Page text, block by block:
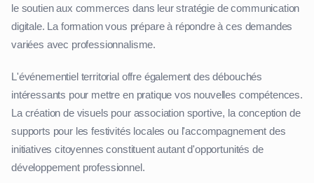
le soutien aux commerces dans leur stratégie de communication
digitale. La formation vous prépare à répondre à ces demandes
variées avec professionnalisme.
L'événementiel territorial offre également des débouchés
intéressants pour mettre en pratique vos nouvelles compétences.
La création de visuels pour association sportive, la conception de
supports pour les festivités locales ou l'accompagnement des
initiatives citoyennes constituent autant d'opportunités de
développement professionnel.